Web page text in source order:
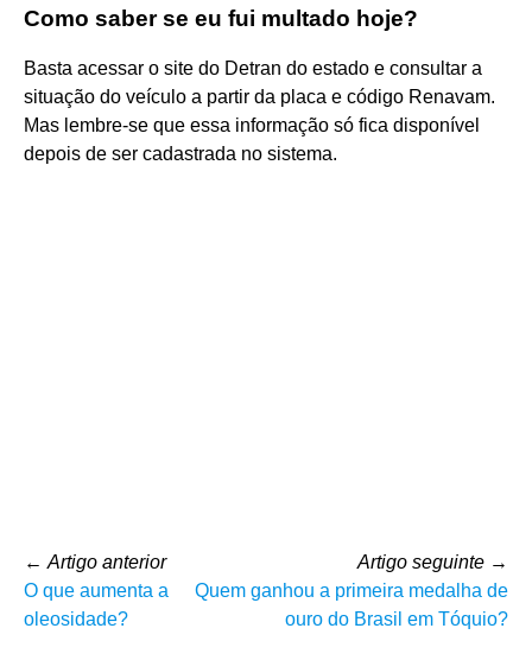
Como saber se eu fui multado hoje?
Basta acessar o site do Detran do estado e consultar a
situação do veículo a partir da placa e código Renavam.
Mas lembre-se que essa informação só fica disponível
depois de ser cadastrada no sistema.
← Artigo anterior
O que aumenta a
oleosidade?
Artigo seguinte →
Quem ganhou a primeira medalha de
ouro do Brasil em Tóquio?